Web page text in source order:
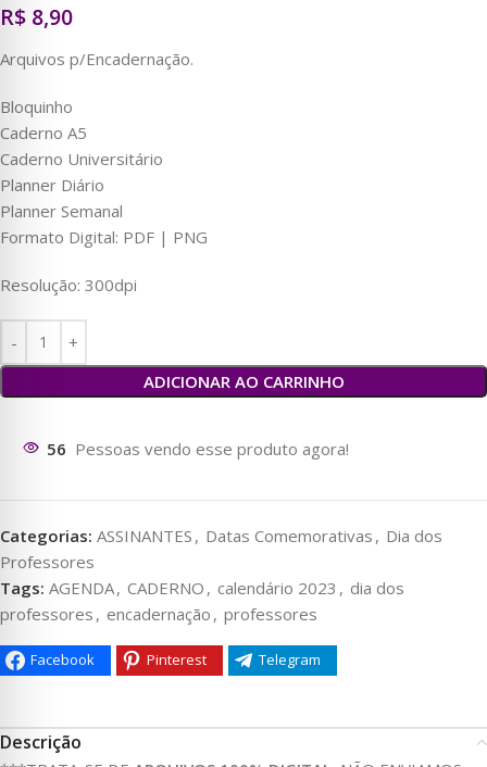
R$ 8,90
Arquivos p/Encadernação.
Bloquinho
Caderno A5
Caderno Universitário
Planner Diário
Planner Semanal
Formato Digital: PDF | PNG
Resolução: 300dpi
ADICIONAR AO CARRINHO
61 Pessoas vendo esse produto agora!
Categorias: ASSINANTES , Datas Comemorativas , Dia dos
Professores
Tags: AGENDA, CADERNO , calendário 2023 , dia dos
professores , encadernação , professores
Facebook Pinterest Telegram
Descrição